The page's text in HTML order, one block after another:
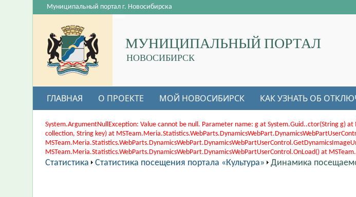
МУНИЦИПАЛЬНЫЙ ПОРТАЛ
НОВОСИБИРСК
Муниципальный портал г. Новосибирска
ГЛАВНАЯ О ПРОЕКТЕ МОЙ НОВОСИБИРСК КАК УЗНАТЬ ОБ
System.ArgumentNullException: Value cannot be null. Parameter name: g at System.Guid..ctor(String g)
collection, String key) at
MSTeam.Meria.Statistics.WebParts.DynamicsWebPart.DynamicsWebPartUserControl.OnLoad() at
Статистика Статистика посещения портала «Культура» Динамика